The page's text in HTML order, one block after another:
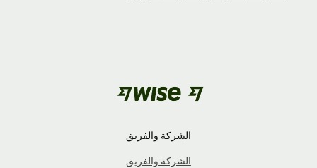
الشركة والفريق
الشركة والفريق